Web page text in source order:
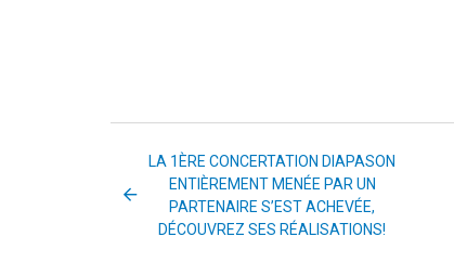
LA 1ÈRE CONCERTATION DIAPASON
ENTIÈREMENT MENÉE PAR UN
PARTENAIRE S’EST ACHEVÉE,
DÉCOUVREZ SES RÉALISATIONS!